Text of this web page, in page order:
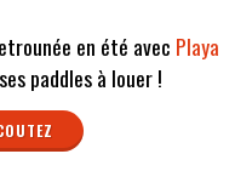
en été avec Playa
paddles à louer !